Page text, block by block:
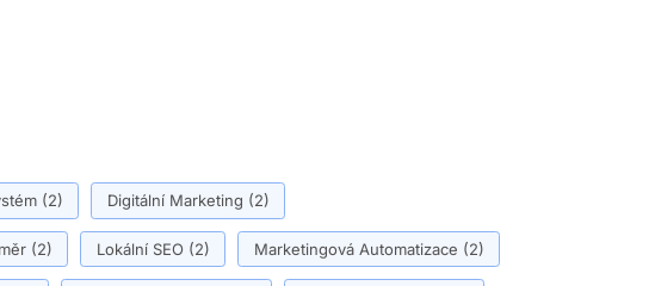
(2) Digitální Marketing (2)
(2) Lokální SEO(2) Marketingová Automatizace (2)